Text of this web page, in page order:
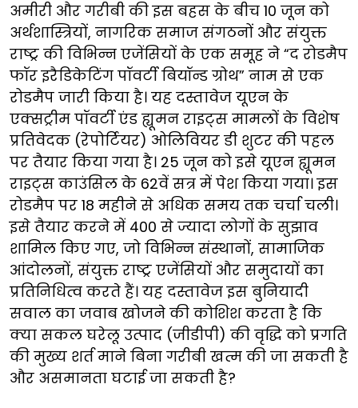
अमीरी और गरीबी की इस बहस के बीच 10 जून को
अर्थशास्त्रियों, नागरिक समाज संगठनों और संयुक्त
राष्ट्र की विभिन्न एजेंसियों के एक समूह ने “द रोडमैप
फॉर इरैडिकेटिंग पॉवर्टी बियॉन्ड ग्रोथ” नाम से एक
रोडमैप जारी किया है। यह दस्तावेज यूएन के
एक्सट्रीम पॉवर्टी एंड ह्यूमन राइट्स मामलों के विशेष
प्रतिवेदक (रेपोर्टियर) ओलिवियर डी शुटर की पहल
पर तैयार किया गया है। 25 जून को इसे यूएन ह्यूमन
राइट्स काउंसिल के 62वें सत्र में पेश किया गया। इस
रोडमैप पर 18 महीने से अधिक समय तक चर्चा चली।
इसे तैयार करने में 400 से ज्यादा लोगों के सुझाव
शामिल किए गए, जो विभिन्न संस्थानों, सामाजिक
आंदोलनों, संयुक्त राष्ट्र एजेंसियों और समुदायों का
प्रतिनिधित्व करते हैं। यह दस्तावेज इस बुनियादी
सवाल का जवाब खोजने की कोशिश करता है कि
क्या सकल घरेलू उत्पाद (जीडीपी) की वृद्धि को प्रगति
की मुख्य शर्त माने बिना गरीबी खत्म की जा सकती है
और असमानता घटाई जा सकती है?